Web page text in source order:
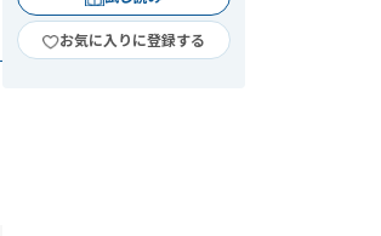
お気に入りに登録する